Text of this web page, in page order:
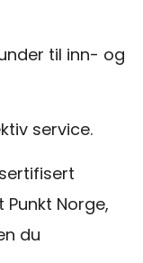
til inn- og
service.
sertifisert
Norge,
du